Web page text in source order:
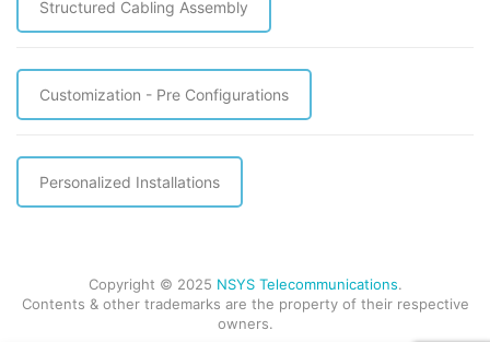
Structured Cabling Assembly
Customization - Pre Configurations
Personalized Installations
Copyright © 2025 NSYS Telecommunications.
Contents & other trademarks are the property of their respective
owners.